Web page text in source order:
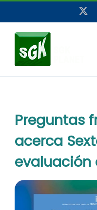
contenido
Preguntas
acerca
evaluación